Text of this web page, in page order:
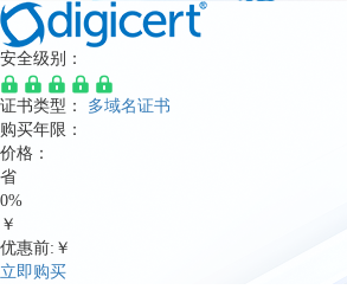
安全级别：
证书类型：
多域名证书
购买年限：
价格：
省
0%
￥
优惠前:￥
立即购买